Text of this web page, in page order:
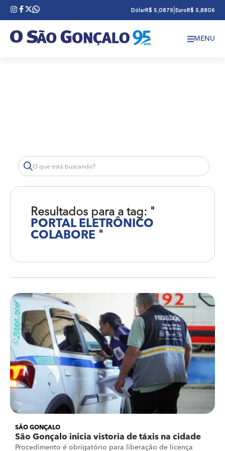
DólarR$ 5,0879 Euro R$ 5,8806
MENU
Resultados para a tag: "
PORTAL ELETRÔNICO
COLABORE "
SÃO GONÇALO
São Gonçalo inicia vistoria de táxis na cidade
Procedimento é obrigatório para liberação de licença